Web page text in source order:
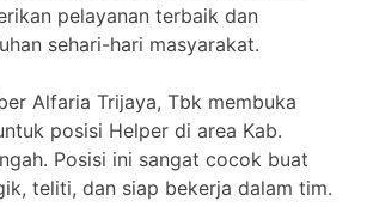
pelayanan terbaik dan
sehari-hari masyarakat.
Alfaria Trijaya, Tbk membuka
posisi Helper di area Kab.
Posisi ini sangat cocok buat
teliti, dan siap bekerja dalam tim.